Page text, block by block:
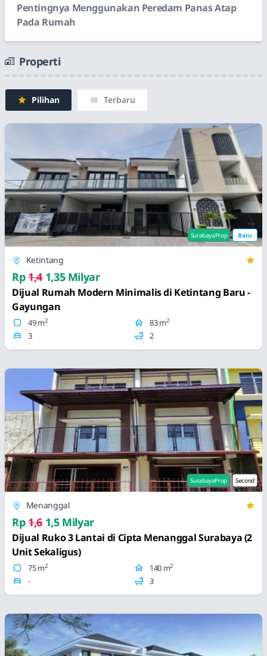
Pentingnya Menggunakan Peredam Panas Atap
Pada Rumah
Properti
Pilihan Terbaru
SurabayaProp Baru
Ketintang
Rp1,41,35 Milyar
Dijual Rumah Modern Minimalis di Ketintang Baru -
Gayungan
49 m2
3
83 m2
2
SurabayaProp Second
Menanggal
Rp1,61,5 Milyar
Dijual Ruko 3 Lantai di Cipta Menanggal Surabaya (2
Unit Sekaligus)
75 m2
-
140 m2
3